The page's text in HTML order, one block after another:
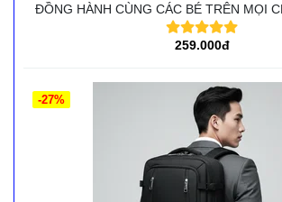
ĐỒNG HÀNH CÙNG CÁC BÉ TRÊN MỌI
259.000đ
-27%